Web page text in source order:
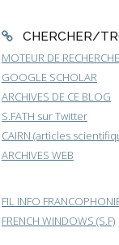
CHERCHER/
MOTEUR DE
GOOGLE SCHOLAR
ARCHIVES DE CE BLOG
S.FATH sur Twitter
CAIRN (articles
ARCHIVES WEB
FIL INFO
FRENCH WINDOWS (S.F)